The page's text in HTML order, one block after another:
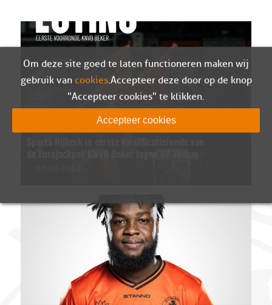
Om deze site goed te laten functioneren maken wij
gebruik van cookies. Accepteer deze door op de knop
"Accepteer cookies" te klikken.
Accepteer cookies